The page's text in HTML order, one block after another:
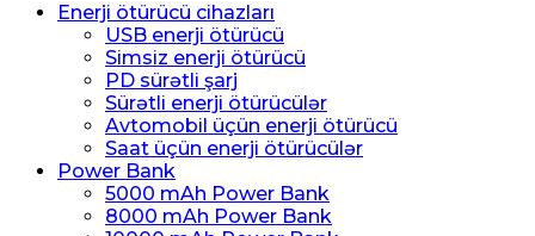
Enerji ötürücü cihazları
USB enerji ötürücü
Simsiz enerji ötürücü
PD sürətli şarj
Sürətli enerji ötürücülər
Avtomobil üçün enerji ötürücü
Saat üçün enerji ötürücülər
Power Bank
5000 mAh Power Bank
8000 mAh Power Bank